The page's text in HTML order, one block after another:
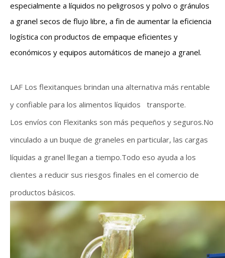
especialmente a líquidos no peligrosos y polvo o gránulos
a granel secos de flujo libre, a fin de aumentar la eficiencia
logística con productos de empaque eficientes y
económicos y equipos automáticos de manejo a granel.
LAF Los flexitanques brindan una alternativa más rentable
y confiable para los alimentos líquidos transporte.
Los envíos con Flexitanks son más pequeños y seguros.No
vinculado a un buque de graneles en particular, las cargas
líquidas a granel llegan a tiempo.Todo eso ayuda a los
clientes a reducir sus riesgos finales en el comercio de
productos básicos.